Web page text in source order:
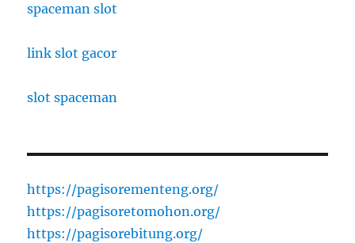
spaceman slot
link slot gacor
slot spaceman
https://pagisorementeng.org/
https://pagisoretomohon.org/
https://pagisorebitung.org/